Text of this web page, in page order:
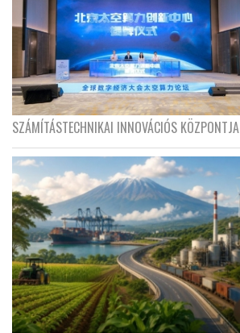
SZÁMÍTÁSTECHNIKAI INNOVÁCIÓS KÖZPONTJA